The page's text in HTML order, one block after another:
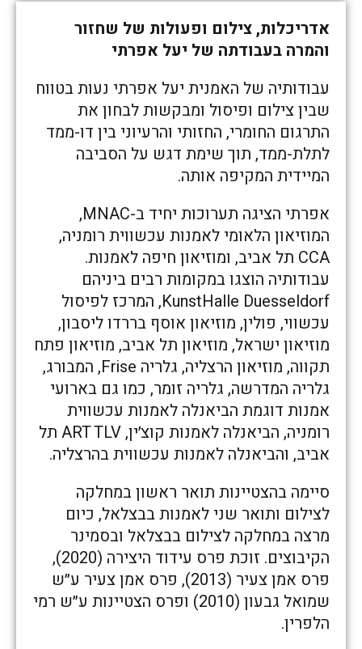
אדריכלות, צילום ופעולות של שחזור
והמרה בעבודתה של יעל אפרתי
עבודותיה של האמנית יעל אפרתי נעות בטווח
שבין צילום ופיסול ומבקשות לבחון את
התרגום החומרי, החזותי והרעיוני בין דו-ממד
לתלת-ממד, תוך שימת דגש על הסביבה
המיידית המקיפה אותה.
אפרתי הציגה תערוכות יחיד ב-MNAC,
המוזיאון הלאומי לאמנות עכשווית רומניה,
CCA תל אביב, ומוזיאון חיפה לאמנות.
עבודותיה הוצגו במקומות רבים ביניהם
KunstHalle Duesseldorf, המרכז לפיסול
עכשווי, פולין, מוזיאון אוסף בררדו ליסבון,
מוזיאון ישראל, מוזיאון תל אביב, מוזיאון פתח
תקווה, מוזיאון הרצליה, גלריה Frise, המבורג,
גלריה המדרשה, גלריה זומר, כמו גם בארועי
אמנות דוגמת הביאנלה לאמנות עכשווית
רומניה, הביאנלה לאמנות קוצ׳ין, ART TLV תל
אביב, והביאנלה לאמנות עכשווית בהרצליה.
סיימה בהצטיינות תואר ראשון במחלקה
לצילום ותואר שני לאמנות בבצלאל, כיום
מרצה במחלקה לצילום בבצלאל ובסמינר
הקיבוצים. זוכת פרס עידוד היצירה (2020),
פרס אמן צעיר (2013), פרס אמן צעיר ע״ש
שמואל גבעון (2010) ופרס הצטיינות ע״ש רמי
הלפרין.